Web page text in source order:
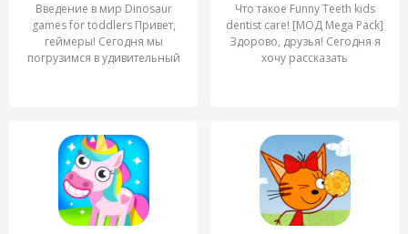
Введение в мир Dinosaur
games for toddlers Привет,
геймеры! Сегодня мы
погрузимся в удивительный
Что такое Funny Teeth kids
dentist care! [МОД Mega Pack]
Здорово, друзья! Сегодня я
хочу рассказать